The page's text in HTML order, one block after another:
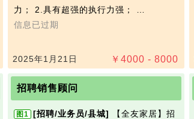
力； 2.具有超强的执行力强； …
信息已过期
￥ 4000 - 8000
2025年1月21日
招聘销售顾问
图1 [招聘/业务员/县城]
【全友家居】招